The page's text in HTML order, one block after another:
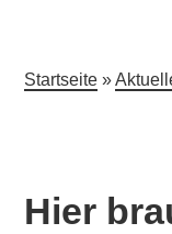
Startseite »
Hier